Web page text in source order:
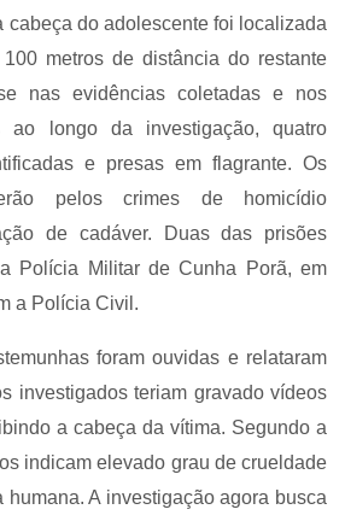
cabeça do adolescente foi localizada
metros de distância do restante
nas evidências coletadas e nos
ao longo da investigação, quatro
e presas em flagrante. Os
pelos crimes de homicídio
de cadáver. Duas das prisões
Polícia Militar de Cunha Porã, em
a Polícia Civil.
foram ouvidas e relataram
investigados teriam gravado vídeos
a cabeça da vítima. Segundo a
indicam elevado grau de crueldade
A investigação agora busca